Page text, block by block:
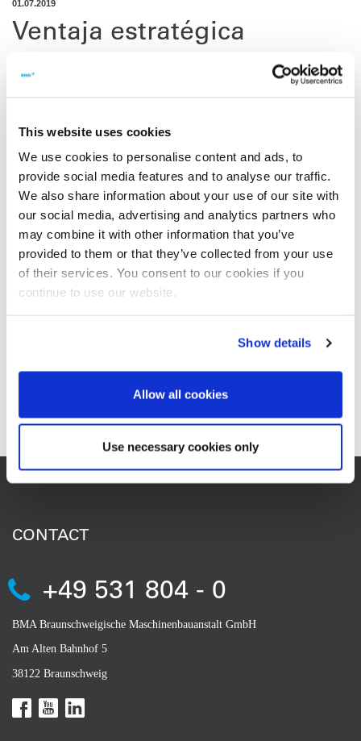
This website uses cookies
We use cookies to personalise content and ads, to
provide social media features and to analyse our traffic.
We also share information about your use of our site with
our social media, advertising and analytics partners who
may combine it with other information that you’ve
provided to them or that they’ve collected from your use
of their services. You consent to our cookies if you
continue to use our website.
Show details
Allow all cookies
Use necessary cookies only
01.07.2019
Ventaja estratégica
BMA MENA adquiere una nueva oficina en
Industries Association).
El edificio se encuentra en una ubicación estratégicamente
importante: el polígono industrial Kheireddine en el norte de
empresas internacionales tienen su sede allí.
Nuevas condiciones de trabajo, nuevas posibilidades
Los nuevos espacios nos ofrecen muchas ventajas. El moderno
equipamiento mejora el entorno de trabajo, así como permite el
BMA está implicada en varios proyectos grandes de cuya
esperamos nuevos pedidos y ahora contamos con el espacio
para poder aumentar el número de empleados.
CONTACT
+49 531 804 - 0
BMA Braunschweigische Maschinenbauanstalt GmbH
Am Alten Bahnhof 5
38122 Braunschweig